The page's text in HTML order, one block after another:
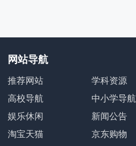
网站导航
推荐网站 学科资源
高校导航
中小学导航
娱乐休闲
新闻公告
淘宝天猫
京东购物